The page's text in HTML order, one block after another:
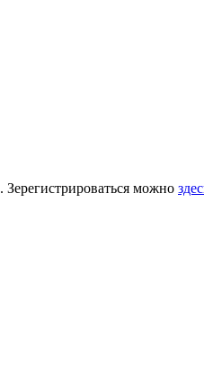
Зерегистрироваться можно